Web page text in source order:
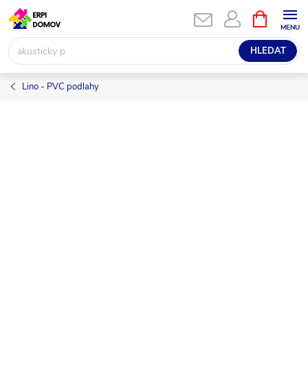
Přejít
na
obsah
HLEDAT
NÁKUPNÍ
KOŠÍK
Lino - PVC podlahy